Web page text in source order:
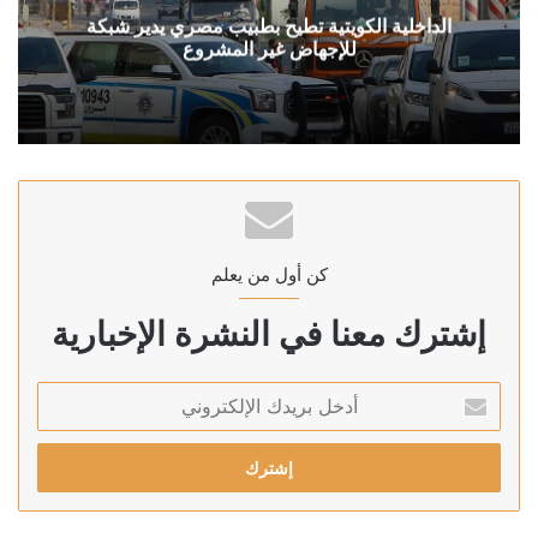
الداخلية الكويتية تطيح بطبيب مصري يدير شبكة
للإجهاض غير المشروع
كن أول من يعلم
إشترك معنا في النشرة الإخبارية
بريدك
الإلكتروني